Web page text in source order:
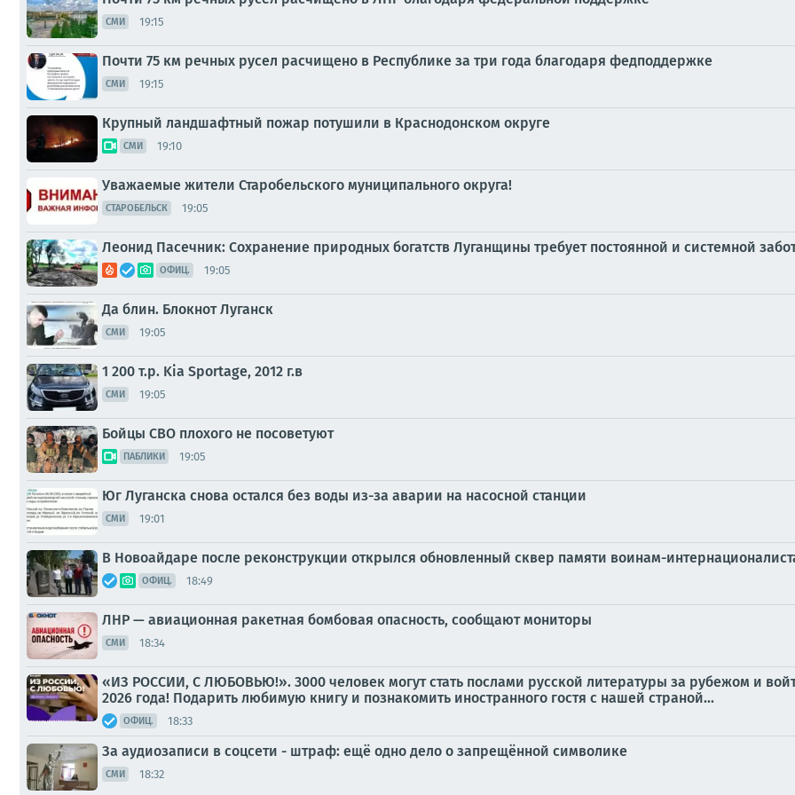
СМИ 19:15
Почти 75 км речных русел расчищено в Республике за три года благодаря федподдержке
СМИ 19:15
Крупный ландшафтный пожар потушили в Краснодонском округе
СМИ 19:10
Уважаемые жители Старобельского муниципального округа!
СТАРОБЕЛЬСК 19:05
Леонид Пасечник: Сохранение природных богатств Луганщины требует постоянной и системной
ОФИЦ. 19:05
Да блин. Блокнот Луганск
СМИ 19:05
1 200 т.p. Kia Sportage, 2012 г.в
СМИ 19:05
Бойцы СВО плохого не посоветуют
ПАБЛИКИ 19:05
Юг Луганска снова остался без воды из-за аварии на насосной станции
СМИ 19:01
В Новоайдаре после реконструкции открылся обновленный сквер памяти воинам-
ОФИЦ. 18:49
ЛНР — авиационная ракетная бомбовая опасность, сообщают мониторы
СМИ 18:34
«ИЗ РОССИИ, С ЛЮБОВЬЮ!». 3000 человек могут стать послами русской литературы за рубежом и
2026 года! Подарить любимую книгу и познакомить иностранного гостя с нашей страной...
ОФИЦ. 18:33
За аудиозаписи в соцсети - штраф: ещё одно дело о запрещённой символике
СМИ 18:32